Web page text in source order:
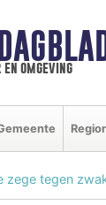
omgeving
zege tegen